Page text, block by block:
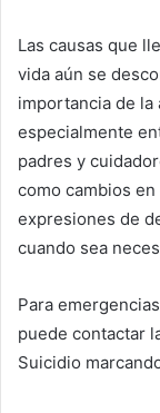
Las causas que
vida aún se
importancia de la
especialmente
padres y
como cambios
expresiones de
cuando sea
Para
puede contactar
Suicidio